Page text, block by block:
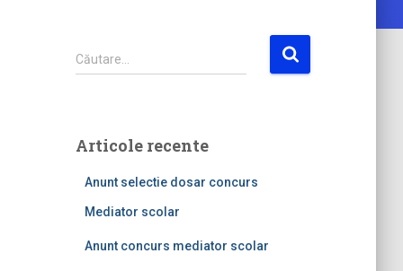
C
a
d
Căutare…
Articole recente
Anunt selectie dosar concurs
Mediator scolar
Anunt concurs mediator scolar